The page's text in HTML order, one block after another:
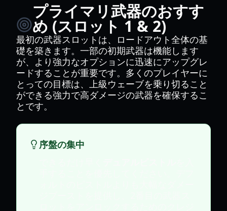
プライマリ武器のおすす
め (スロット 1 & 2)
最初の武器スロットは、ロードアウト全体の基
礎を築きます。一部の初期武器は機能します
が、より強力なオプションに迅速にアップグレ
ードすることが重要です。多くのプレイヤーに
とっての目標は、上級ウェーブを乗り切ること
ができる強力で高ダメージの武器を確保するこ
とです。
序盤の集中